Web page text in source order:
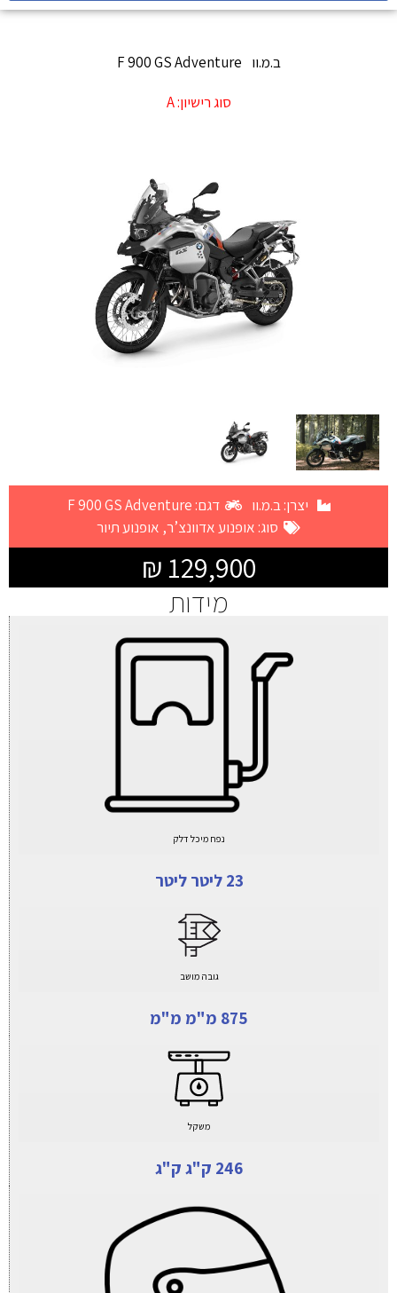
ב.מ.וו F 900 GS Adventure
סוג רישיון:A
יצרן:ב.מ.וו
דגם: F 900 GS Adventure
סוג: אופנוע אדוונצ’ר, אופנוע תיור
129,900 ₪
מידות
נפח מיכל דלק
23 ליטר ליטר
גובה מושב
875 מ"מ מ"מ
משקל
246 ק"ג ק"ג